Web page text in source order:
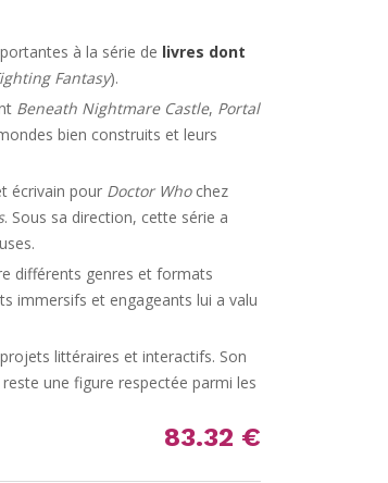
à la série de livres dont
Fantasy).
Beneath Nightmare Castle, Portal
bien construits et leurs
écrivain pour Doctor Whochez
. Sous sa direction, cette série a
différents genres et formats
immersifs et engageants lui a valu
littéraires et interactifs. Son
une figure respectée parmi les
83.32 €